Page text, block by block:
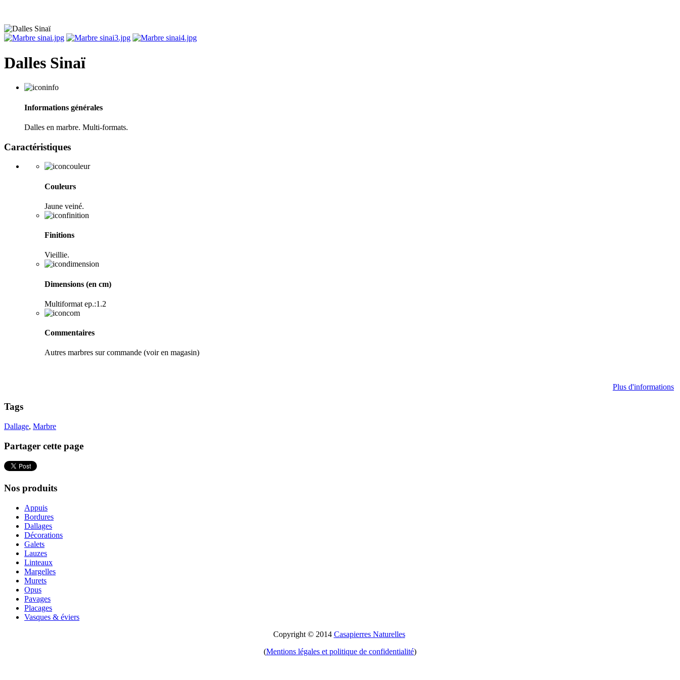
Dalles Sinaï
Informations générales
Dalles en marbre. Multi-formats.
Caractéristiques
Couleurs
Jaune veiné.
Finitions
Vieillie.
Dimensions (en cm)
Multiformat ep.:1.2
Commentaires
Autres marbres sur commande (voir en magasin)
Plus d'informations
Tags
Dallage, Marbre
Partager cette page
Nos produits
Appuis
Bordures
Dallages
Décorations
Galets
Lauzes
Linteaux
Margelles
Murets
Opus
Pavages
Placages
Vasques & éviers
Copyright © 2014 Casapierres Naturelles
(Mentions légales et politique de confidentialité)